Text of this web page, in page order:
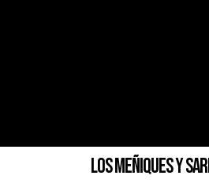
LOS MEÑIQUES Y